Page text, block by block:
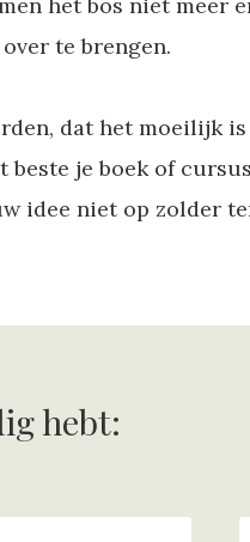
te brengen.
dat het moeilijk
je boek of
idee niet op zolder
hebt: